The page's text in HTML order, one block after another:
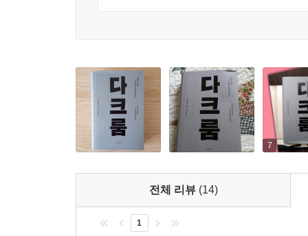
아버지가 그곳에서 본 것은 애버던이 1969년과
걸쳐 암에 처절하게 굴복해 가는 과정을 감정이
도 이 기록 과정이 그들의 관계를 바로잡아 주기
아버지의 모습 그대로를 보여 주고자 했다. “아
겠어요?” (…) “네가 뭘 하려는 건지 알겠어.” 아버
--- p.557~558
_옮긴이의 말 중에서
홀로코스트 생존자였던 아버지의 역사를 되짚
독일의 대변자였던 한스 블뤼허, 나치의 내무
유대인은 여성적이라는 주장을 펼쳤다. 이 젠더
동성애자, 정신병자, 괴물로 낙인찍혔다. 근대 파
의해 내면화되고 더 널리 퍼졌다. 유대인이라는
다르지 않았다.
팔루디의 능숙하고, 시의적절하며 광범한 동시에
주제들의 혼합물이다. 이 모든 것을 하나로 엮은
결과를 바꾸는 것은 얼마나 불가능한 일인가?
- [엘르]
존재는 때로 그저 놀랄 만한 이야기뿐 아니라,
내놓는다. 이 책 대부분을 채운 것은 거스를 수
궁극적인 화해다. 그 자체가 이 책에서 가장 뛰어난
- [슬레이트]
7
전체 리뷰 (14)
1